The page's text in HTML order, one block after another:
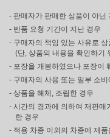
- 판매자가 판매한 상품이 아닌
- 반품 요청 기간이 지난 경우
- 구매자의 책임 있는 사유로
(단, 상품의 내용을 확인하기
- 포장을 개봉하였으나 포장이
- 구매자의 사용 또는 일부 소
- 상품을 해체, 조립한 경우
- 시간의 경과에 의하여 재판매
한 경우
- 적용 차종 이외의 차종에 제